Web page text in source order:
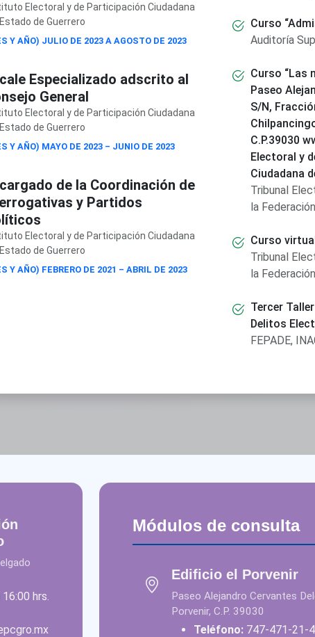
Electoral y de Participación Ciudadana
de Guerrero
Y AÑO) JULIO DE 2023 A AGOSTO DE 2023
Especializado adscrito al
General
Electoral y de Participación Ciudadana
de Guerrero
Y AÑO) MAYO DE 2023 – JUNIO DE 2023
de la Coordinación de
y Partidos
Electoral y de Participación Ciudadana
de Guerrero
Y AÑO) FEBRERO DE 2021 – ABRIL DE 2023
Curso
Auditoría
Curso “Las
Paseo
S/N,
C.P.39030
Electoral y
Ciudadana
Tribunal
la Federación
Curso
Tribunal
la Federación
Tercer
Delitos
FEPADE,
hrs.
Módulos de consulta
Edificio el Porvenir
Paseo Alejandro Cervantes
Porvenir, C.P. 39030
Teléfono: 747-471-21-